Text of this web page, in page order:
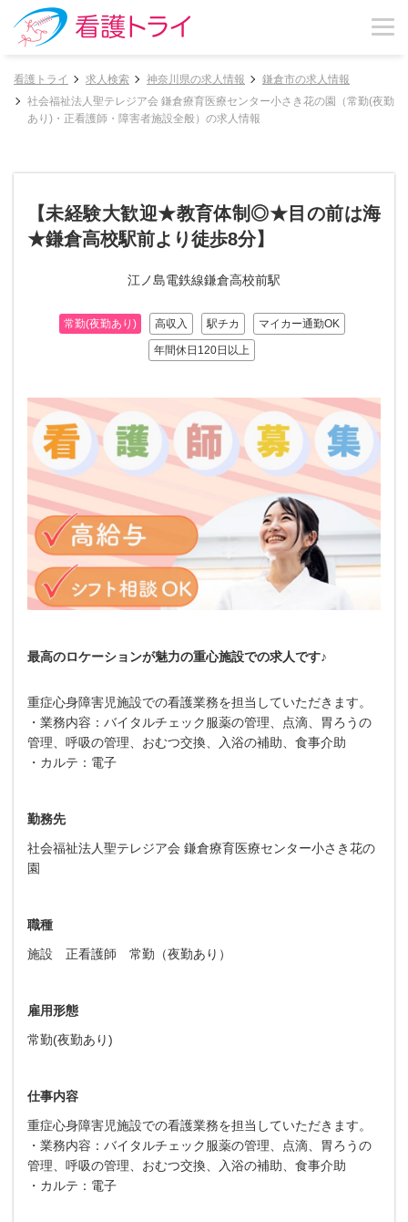
看護トライ 求人検索 神奈川県の求人情報
鎌倉市の求人情報
社会福祉法人聖テレジア会 鎌倉療育医療センター小さき花の園（常勤(夜勤
あり)・正看護師・障害者施設全般）の求人情報
【未経験大歓迎★教育体制◎★目の前は海
★鎌倉高校駅前より徒歩8分】
江ノ島電鉄線鎌倉高校前駅
常勤(夜勤あり) 高収入 駅チカ マイカー通勤OK
年間休日120日以上
最高のロケーションが魅力の重心施設での求人です♪
重症心身障害児施設での看護業務を担当していただきます。
・業務内容：バイタルチェック服薬の管理、点滴、胃ろうの
管理、呼吸の管理、おむつ交換、入浴の補助、食事介助
・カルテ：電子
勤務先
社会福祉法人聖テレジア会 鎌倉療育医療センター小さき花の
園
職種
施設 正看護師 常勤（夜勤あり）
雇用形態
常勤(夜勤あり)
仕事内容
重症心身障害児施設での看護業務を担当していただきます。
・業務内容：バイタルチェック服薬の管理、点滴、胃ろうの
管理、呼吸の管理、おむつ交換、入浴の補助、食事介助
・カルテ：電子